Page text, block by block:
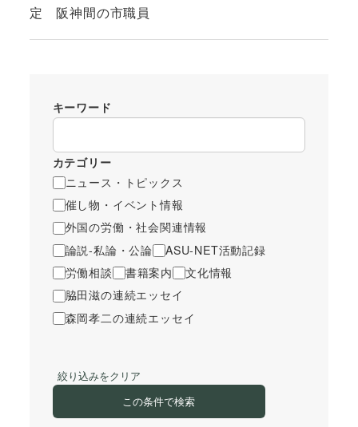
定 阪神間の市職員
キーワード
カテゴリー
ニュース・トピックス
催し物・イベント情報
外国の労働・社会関連情報
論説-私論・公論
ASU-NET活動記録
労働相談
書籍案内
文化情報
脇田滋の連続エッセイ
森岡孝二の連続エッセイ
絞り込みをクリア
この条件で検索